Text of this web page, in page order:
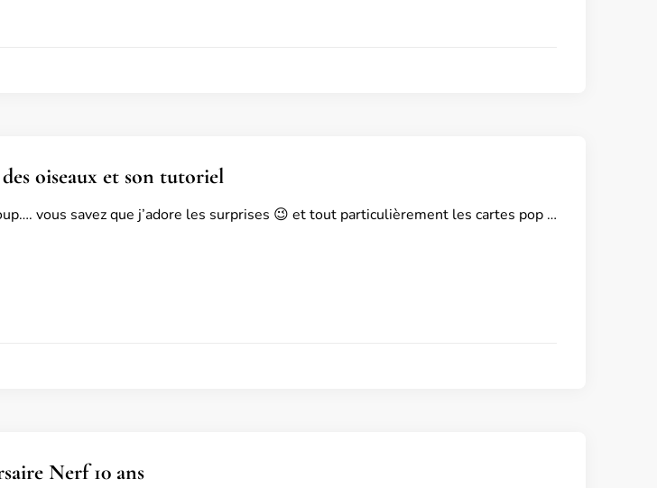
oiseaux et son tutoriel
vous savez que j’adore les surprises 😉 et tout particulièrement les cartes pop …
Nerf 10 ans